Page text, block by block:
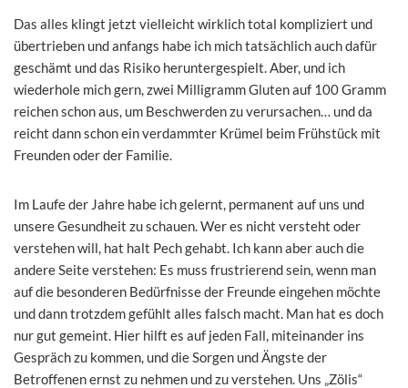
Das alles klingt jetzt vielleicht wirklich total kompliziert und
übertrieben und anfangs habe ich mich tatsächlich auch dafür
geschämt und das Risiko heruntergespielt. Aber, und ich
wiederhole mich gern, zwei Milligramm Gluten auf 100 Gramm
reichen schon aus, um Beschwerden zu verursachen… und da
reicht dann schon ein verdammter Krümel beim Frühstück mit
Freunden oder der Familie.
Im Laufe der Jahre habe ich gelernt, permanent auf uns und
unsere Gesundheit zu schauen. Wer es nicht versteht oder
verstehen will, hat halt Pech gehabt. Ich kann aber auch die
andere Seite verstehen: Es muss frustrierend sein, wenn man
auf die besonderen Bedürfnisse der Freunde eingehen möchte
und dann trotzdem gefühlt alles falsch macht. Man hat es doch
nur gut gemeint. Hier hilft es auf jeden Fall, miteinander ins
Gespräch zu kommen, und die Sorgen und Ängste der
Betroffenen ernst zu nehmen und zu verstehen. Uns „Zölis“